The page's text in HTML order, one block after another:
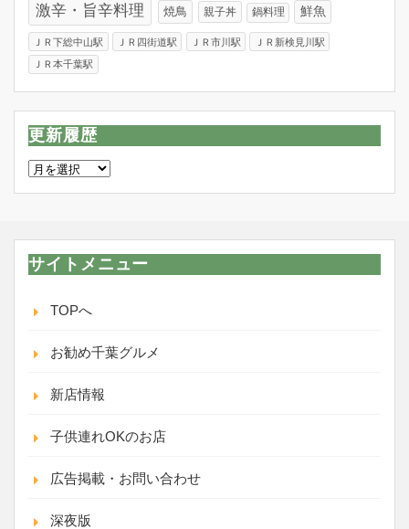
激辛・旨辛料理 焼鳥 親子丼 鍋料理 鮮魚
ＪＲ下総中山駅 ＪＲ四街道駅 ＪＲ市川駅 ＪＲ新検見川駅
ＪＲ本千葉駅
更新履歴
更
サイトメニュー
TOPへ
お勧め千葉グルメ
新店情報
子供連れOKのお店
広告掲載・お問い合わせ
深夜版